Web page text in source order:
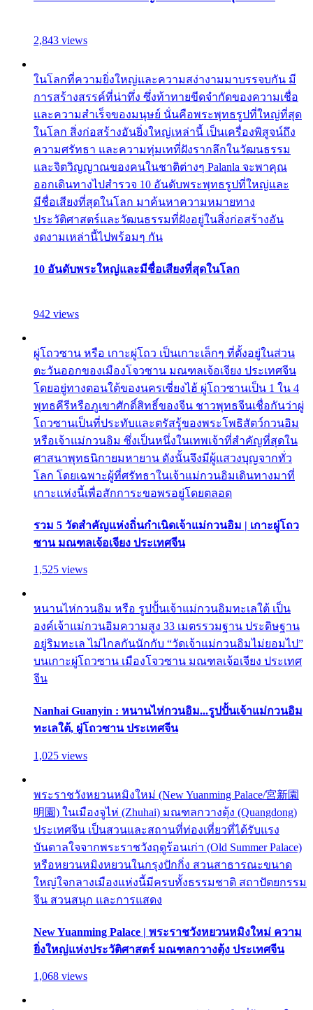
2,843 views
ในโลกที่ความยิ่งใหญ่และความสง่างามมาบรรจบกัน มี
การสร้างสรรค์ที่น่าทึ่ง ซึ่งท้าทายขีดจำกัดของความเชื่อ
และความสำเร็จของมนุษย์ นั่นคือพระพุทธรูปที่ใหญ่ที่สุด
ในโลก สิ่งก่อสร้างอันยิ่งใหญ่เหล่านี้ เป็นเครื่องพิสูจน์ถึง
ความศรัทธา และความทุ่มเทที่ฝังรากลึกในวัฒนธรรม
และจิตวิญญาณของคนในชาติต่างๆ Palanla จะพาคุณ
ออกเดินทางไปสำรวจ 10 อันดับพระพุทธรูปที่ใหญ่และ
มีชื่อเสียงที่สุดในโลก มาค้นหาความหมายทาง
ประวัติศาสตร์และวัฒนธรรมที่ฝังอยู่ในสิ่งก่อสร้างอัน
งดงามเหล่านี้ไปพร้อมๆ กัน
10 อันดับพระใหญ่และมีชื่อเสียงที่สุดในโลก
942 views
ผู่โถวซาน หรือ เกาะผู่โถว เป็นเกาะเล็กๆ ที่ตั้งอยู่ในส่วน
ตะวันออกของเมืองโจวซาน มณฑลเจ้อเจียง ประเทศจีน
โดยอยู่ทางตอนใต้ของนครเซี่ยงไฮ้ ผู่โถวซานเป็น 1 ใน 4
พุทธคีรีหรือภูเขาศักดิ์สิทธิ์ของจีน ชาวพุทธจีนเชื่อกันว่าผู่
โถวซานเป็นที่ประทับและตรัสรู้ของพระโพธิสัตว์กวนอิม
หรือเจ้าแม่กวนอิม ซึ่งเป็นหนึ่งในเทพเจ้าที่สำคัญที่สุดใน
ศาสนาพุทธนิกายมหายาน ดังนั้นจึงมีผู้แสวงบุญจากทั่ว
โลก โดยเฉพาะผู้ที่ศรัทธาในเจ้าแม่กวนอิมเดินทางมาที่
เกาะแห่งนี้เพื่อสักการะขอพรอยู่โดยตลอด
รวม 5 วัดสำคัญแห่งถิ่นกำเนิดเจ้าแม่กวนอิม | เกาะผู่โถว
ซาน มณฑลเจ้อเจียง ประเทศจีน
1,525 views
หนานไห่กวนอิม หรือ รูปปั้นเจ้าแม่กวนอิมทะเลใต้ เป็น
องค์เจ้าแม่กวนอิมความสูง 33 เมตรรวมฐาน ประดิษฐาน
อยู่ริมทะเล ไม่ไกลกันนักกับ “วัดเจ้าแม่กวนอิมไม่ยอมไป”
บนเกาะผู่โถวซาน เมืองโจวซาน มณฑลเจ้อเจียง ประเทศ
จีน
Nanhai Guanyin : หนานไห่กวนอิม...รูปปั้นเจ้าแม่กวนอิม
ทะเลใต้, ผู่โถวซาน ประเทศจีน
1,025 views
พระราชวังหยวนหมิงใหม่ (New Yuanming Palace/宮新園
明園) ในเมืองจูไห่ (Zhuhai) มณฑลกวางตุ้ง (Quangdong)
ประเทศจีน เป็นสวนและสถานที่ท่องเที่ยวที่ได้รับแรง
บันดาลใจจากพระราชวังฤดูร้อนเก่า (Old Summer Palace)
หรือหยวนหมิงหยวนในกรุงปักกิ่ง สวนสาธารณะขนาด
ใหญ่ใจกลางเมืองแห่งนี้มีครบทั้งธรรมชาติ สถาปัตยกรรม
จีน สวนสนุก และการแสดง
New Yuanming Palace | พระราชวังหยวนหมิงใหม่ ความ
ยิ่งใหญ่แห่งประวัติศาสตร์ มณฑลกวางตุ้ง ประเทศจีน
1,068 views